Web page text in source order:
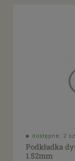
dostępne: 2
Podkładka
1.52mm